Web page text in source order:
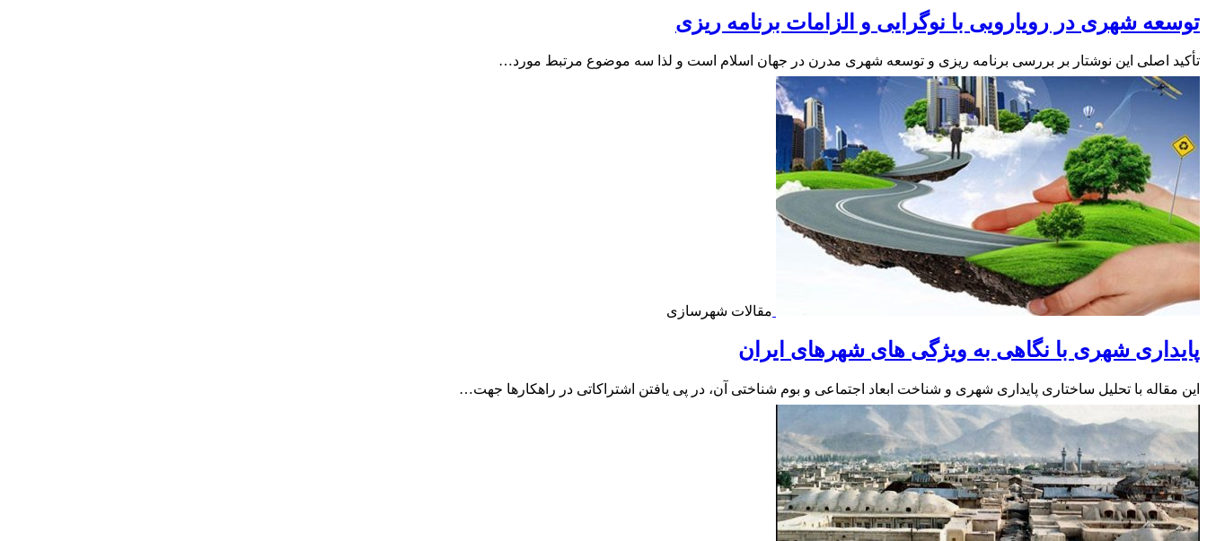
توسعه شهری در رویارویی با نوگرایی و الزامات برنامه ریزی
تأکید اصلی این نوشتار بر بررسی برنامه ریزی و توسعه شهری مدرن در جهان اسلام است و لذا سه موضوع مرتبط مورد…
مقالات شهرسازی
پایداری شهری با نگاهی به ویژگی های شهرهای ایران
این مقاله با تحلیل ساختاری پایداری شهری و شناخت ابعاد اجتماعی و بوم شناختی آن، در پی یافتن اشتراکاتی در راهکارها جهت…